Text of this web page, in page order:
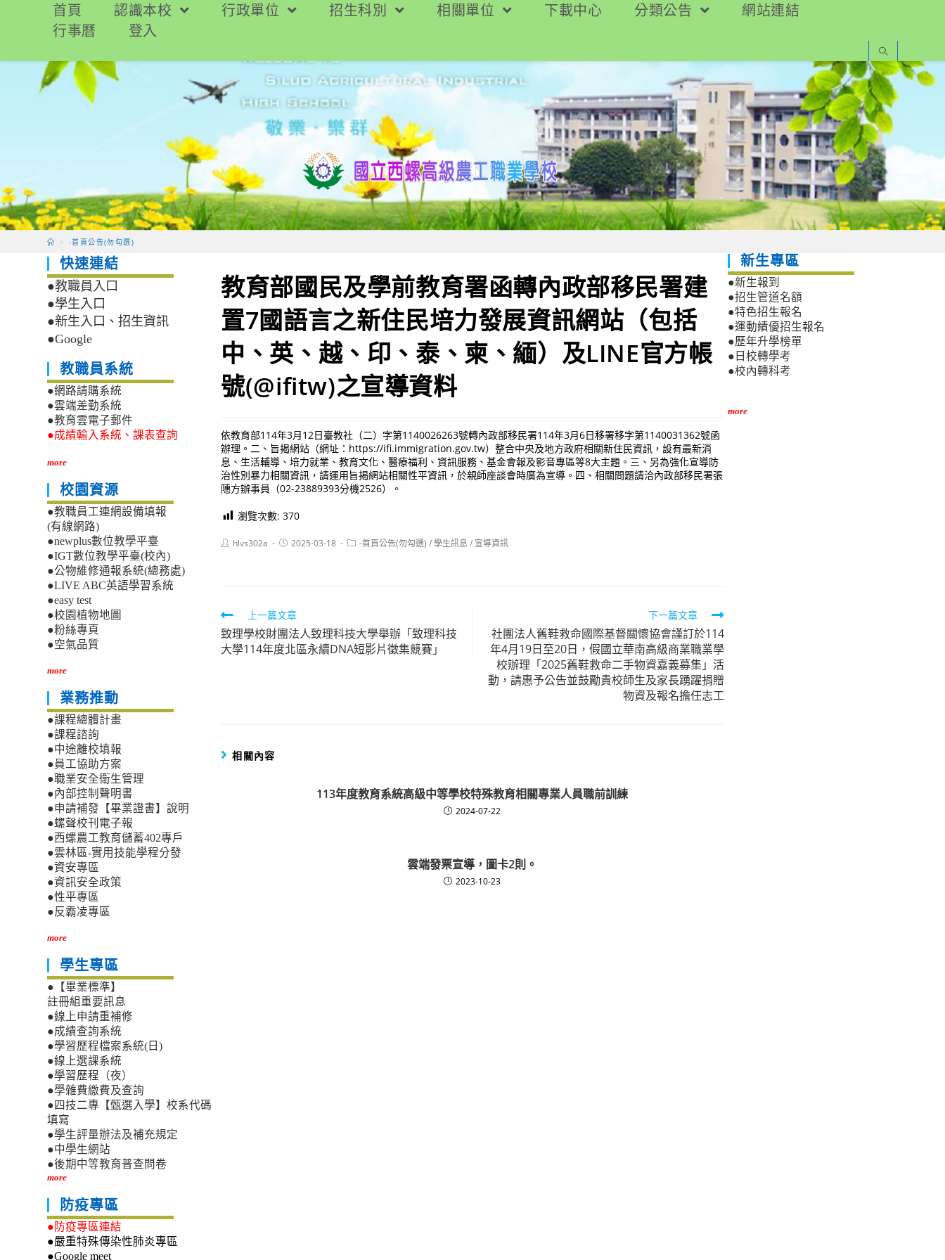
要
首頁 認識本校 行政單位 招生科別 相關單位 下載中心 分類公告
網站連結
行事曆
登入
> -首頁公告(勿勾選)
教育部國民及學前教育署函轉內政部移民署建
置7國語言之新住民培力發展資訊網站（包括
中、英、越、印、泰、柬、緬）及LINE官方帳
號(@ifitw)之宣導資料
依教育部114年3月12日臺教社（二）字第1140026263號轉內政部移民署114年3月6日移署移字第1140031362號函
辦理。二、旨揭網站（網址：https://ifi.immigration.gov.tw）整合中央及地方政府相關新住民資訊，設有最新消
息、生活輔導、培力就業、教育文化、醫療福利、資訊服務、基金會報及影音專區等8大主題。三、另為強化宣導防
治性別暴力相關資訊，請運用旨揭網站相關性平資訊，於親師座談會時廣為宣導。四、相關問題請洽內政部移民署張
䧥方辦事員（02-23889393分機2526）。
瀏覽次數: 370
Posthlvs302a
Post2025-03-18
Post-首頁公告(勿勾選) /學生訊息 / 宣導資訊
Read
more
articles
上一篇文章
致理學校財團法人致理科技大學舉辦「致理科技
大學114年度北區永續DNA短影片徵集競賽」
下一篇文章
社團法人舊鞋救命國際基督關懷協會謹訂於114
年4月19日至20日，假國立華南高級商業職業學
校辦理「2025舊鞋救命二手物資嘉義募集」活
動，請惠予公告並鼓勵貴校師生及家長踴躍捐贈
物資及報名擔任志工
相關內容
113年度教育系統高級中等學校特殊教育相關專業人員職前訓練
2024-07-22
雲端發票宣導，圖卡2則。
2023-10-23
快速連結
●教職員入口
●學生入口
●新生入口、招生資訊
●Google
教職員系統
●網路請購系統
●雲端差勤系統
●教育雲電子郵件
●成績輸入系統、課表查詢
more
校園資源
●教職員工連網設備填報
(有線網路)
●newplus數位教學平臺
●IGT數位教學平臺(校內)
●公物維修通報系統(總務處)
●LIVE ABC英語學習系統
●easy test
●校園植物地圖
●粉絲專頁
●空氣品質
more
業務推動
●課程總體計畫
●課程諮詢
●中途離校填報
●員工協助方案
●職業安全衛生管理
●內部控制聲明書
●申請補發【畢業證書】說明
●螺聲校刊電子報
●西螺農工教育儲蓄402專戶
●雲林區-實用技能學程分發
●資安專區
●資訊安全政策
●性平專區
●反霸凌專區
more
學生專區
●【畢業標準】
註冊組重要訊息
●線上申請重補修
●成績查詢系統
●學習歷程檔案系統(日)
●線上選課系統
●學習歷程（夜）
●學雜費繳費及查詢
●四技二專【甄選入學】校系代碼
填寫
●學生評量辦法及補充規定
●中學生網站
●後期中等教育普查問卷
more
防疫專區
●防疫專區連結
●嚴重特殊傳染性肺炎專區
●Google meet
新生專區
●新生報到
●招生管道名額
●特色招生報名
●運動績優招生報名
●歷年升學榜單
●日校轉學考
●校內轉科考
more